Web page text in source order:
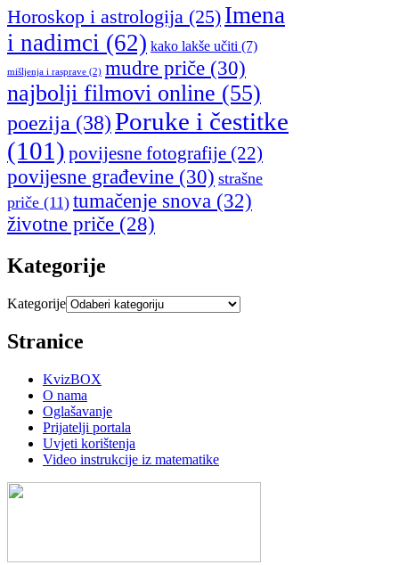
Horoskop i astrologija (25) Imena
i nadimci (62) kako lakše učiti (7)
mišljenja i rasprave (2) mudre priče (30)
najbolji filmovi online (55)
poezija (38)Poruke i čestitke
(101) povijesne fotografije (22)
povijesne građevine (30) strašne
priče (11) tumačenje snova (32)
životne priče (28)
Kategorije
Kategorije
Stranice
KvizBOX
O nama
Oglašavanje
Prijatelji portala
Uvjeti korištenja
Video instrukcije iz matematike